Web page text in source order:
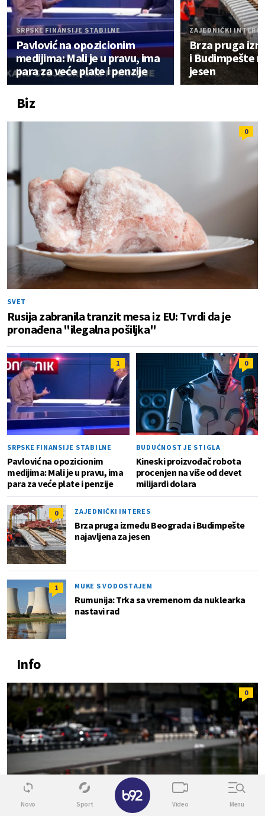
SRPSKE FINANSIJE STABILNE
Pavlović na opozicionim
medijima: Mali je u pravu, ima
para za veće plate i penzije
ZAJEDNIČKI INTERES
Brza pruga
i Budimpešte
jesen
Biz
0
SVET
Rusija zabranila tranzit mesa iz EU: Tvrdi da je
pronađena "ilegalna pošiljka"
1
SRPSKE FINANSIJE STABILNE
Pavlović na opozicionim
medijima: Mali je u pravu, ima
para za veće plate i penzije
0
BUDUĆNOST JE STIGLA
Kineski proizvođač robota
procenjen na više od devet
milijardi dolara
0 ZAJEDNIČKI INTERES
Brza pruga između Beograda i Budimpešte
najavljena za jesen
1 MUKE S VODOSTAJEM
Rumunija: Trka sa vremenom da nuklearka
nastavi rad
Info
0
Novo Sport Video Menu
✕